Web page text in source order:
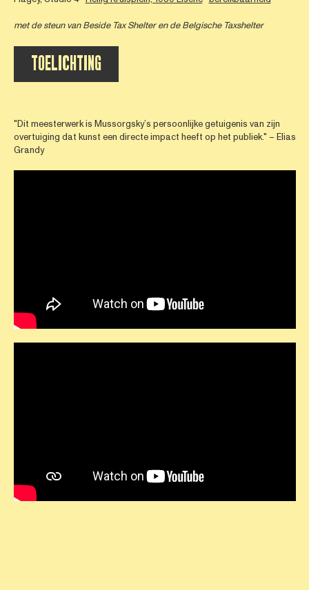
TOELICHTING
met de steun vanBeside Tax Shelteren de Belgische Taxshelter
"Dit meesterwerk is Mussorgsky’s persoonlijke getuigenis van zijn
overtuiging dat kunst een directe impact heeft op het publiek." – Elias
Grandy